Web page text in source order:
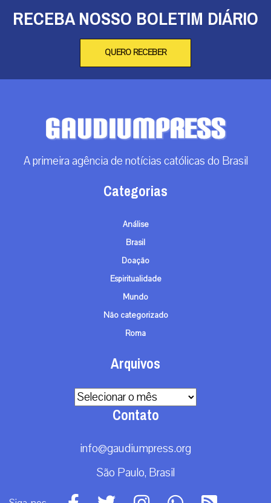
RECEBA NOSSO BOLETIM DIÁRIO
QUERO RECEBER
A primeira agência de notícias católicas do Brasil
Categorias
Análise
Brasil
Doação
Espiritualidade
Mundo
Não categorizado
Roma
Arquivos
Arquivos
Contato
info@gaudiumpress.org
São Paulo, Brasil